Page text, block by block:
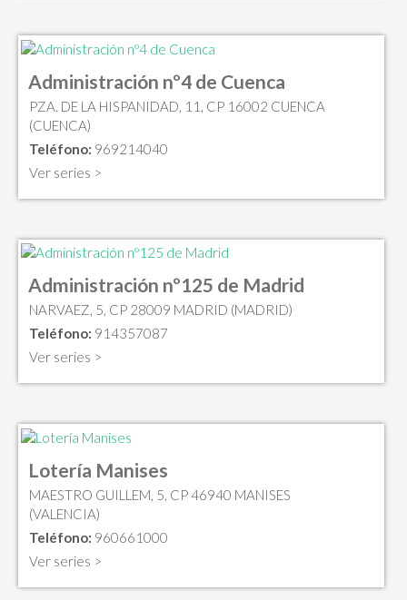
Administración nº4 de Cuenca
PZA. DE LA HISPANIDAD, 11, CP 16002 CUENCA
(CUENCA)
Teléfono: 969214040
Ver series >
Administración nº125 de Madrid
NARVAEZ, 5, CP 28009 MADRID (MADRID)
Teléfono: 914357087
Ver series >
Lotería Manises
MAESTRO GUILLEM, 5, CP 46940 MANISES
(VALENCIA)
Teléfono: 960661000
Ver series >